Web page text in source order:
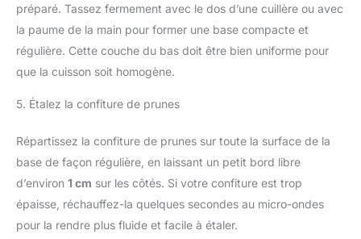
préparé. Tassez fermement avec le dos d’une cuillère ou avec
la paume de la main pour former une base compacte et
régulière. Cette couche du bas doit être bien uniforme pour
que la cuisson soit homogène.
5. Étalez la confiture de prunes
Répartissez la confiture de prunes sur toute la surface de la
base de façon régulière, en laissant un petit bord libre
d’environ 1 cm sur les côtés. Si votre confiture est trop
épaisse, réchauffez-la quelques secondes au micro-ondes
pour la rendre plus fluide et facile à étaler.